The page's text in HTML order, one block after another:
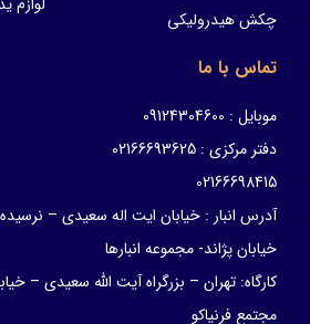
چکش هیدرولیکی
تماس با ما
موبایل : 09124304600
دفتر مرکزی : 02166693625
02166698415
آدرس انبار : خیابان ایت اله سعیدی –
خیابان پژاند- مجموعه انبارها
کارگاه: تهران – بزرگراه آیت الله سعیدی –
مجتمع فرنیاکو